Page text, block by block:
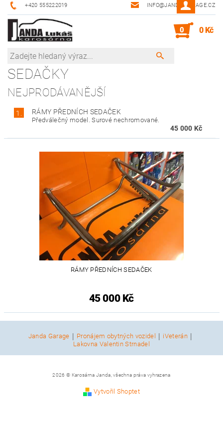
+420 555222019 INFO@JANDA-GARAGE.CZ
0 0 Kč
SEDAČKY
NEJPRODÁVANĚJŠÍ
1. RÁMY PŘEDNÍCH SEDAČEK
Předválečný model. Surové nechromované.
45 000 Kč
RÁMY PŘEDNÍCH SEDAČEK
45 000 Kč
Janda Garage | Pronájem obytných vozidel | iVeterán |
Lakovna Valentin Strnadel
2026 © Karosárna Janda, všechna práva vyhrazena
Vytvořil Shoptet